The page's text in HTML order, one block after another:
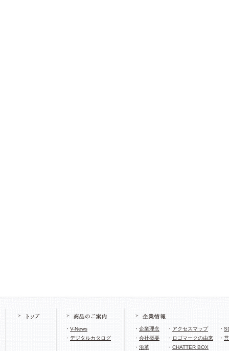
・ V-News
・ デジタルカタログ
・ 企業理念
・ 会社概要
・ 沿革
・ アクセスマップ
・ ロゴマークの由来
・ CHATTER BOX
・
・